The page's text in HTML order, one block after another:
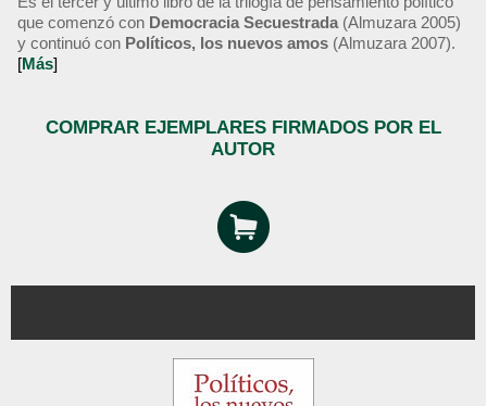
que comenzó con Democracia Secuestrada (Almuzara 2005)
y continuó con Políticos, los nuevos amos (Almuzara 2007).
[Más]
COMPRAR EJEMPLARES FIRMADOS POR EL
AUTOR